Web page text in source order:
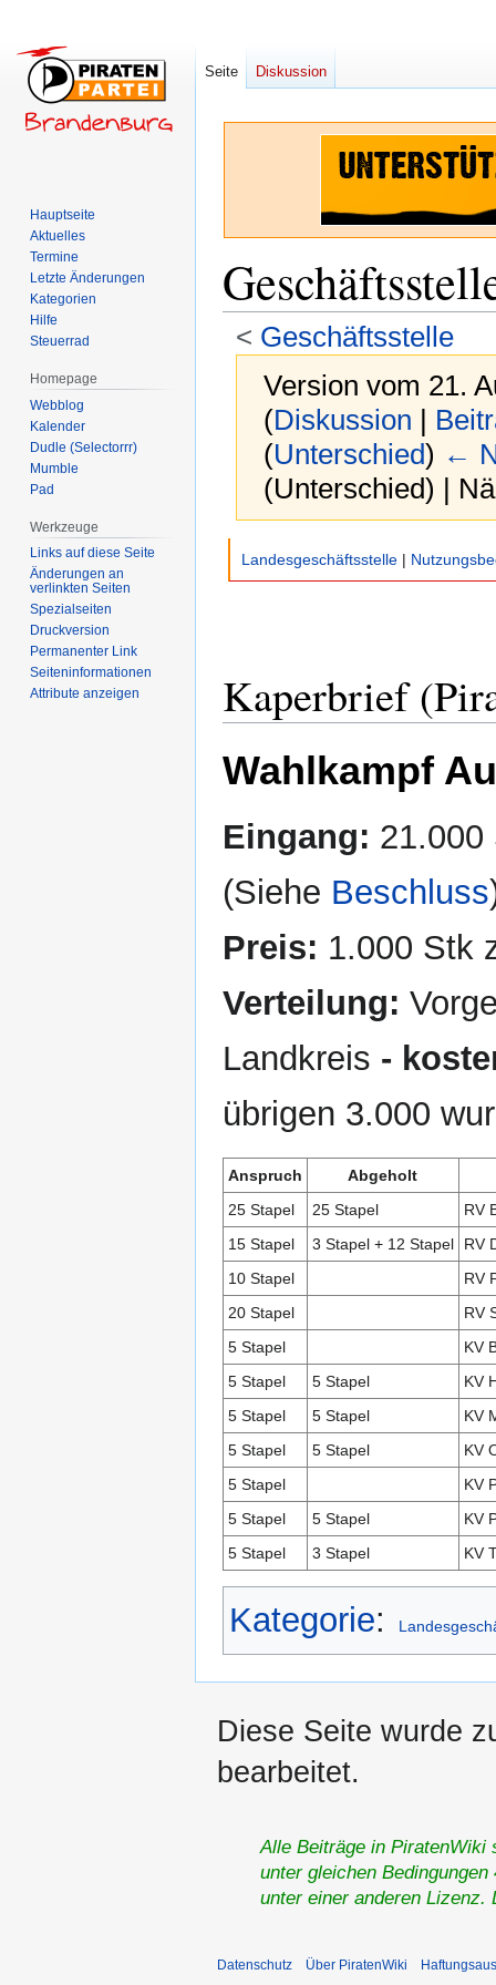
< Geschäftsstelle
Version vom 21.
(Diskussion |
(Unterschied) ←
(Unterschied) |
Navigation
Landesgeschäftsstelle |
Kaperbrief
Wahlkampf
Eingang: 21.000
(Siehe Beschluss
Preis: 1.000 Stk
Verteilung:
Landkreis -
übrigen 3.000
Anspruch
Abgeholt
25 Stapel
25 Stapel
RV
15 Stapel
3 Stapel + 12 Stapel
RV
10 Stapel
RV
20 Stapel
RV
5 Stapel
KV
5 Stapel
5 Stapel
KV
5 Stapel
5 Stapel
KV
5 Stapel
5 Stapel
KV
5 Stapel
KV
5 Stapel
5 Stapel
KV
5 Stapel
3 Stapel KV
Kategorie:
Seite Diskussion
Hauptseite
Aktuelles
Termine
Letzte Änderungen
Kategorien
Hilfe
Steuerrad
Homepage
Webblog
Kalender
Dudle (Selectorrr)
Mumble
Pad
Werkzeuge
Links auf diese Seite
Änderungen an
verlinkten Seiten
Spezialseiten
Druckversion
Permanenter Link
Seiten­­informationen
Attribute anzeigen
Diese Seite wurde
bearbeitet.
Alle Beiträge in PiratenWiki
unter gleichen
unter einer anderen
Datenschutz Über PiratenWiki